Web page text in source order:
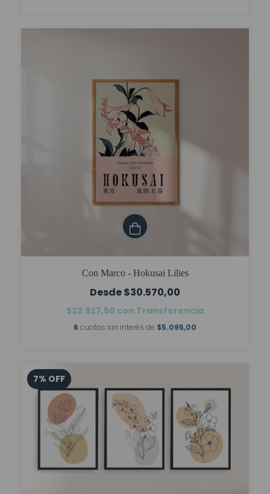
Con Marco - Hokusai Lilies
$30.570,00
$22.927,50 con Transferencia
6 cuotas sin interés de $5.095,00
7% OFF